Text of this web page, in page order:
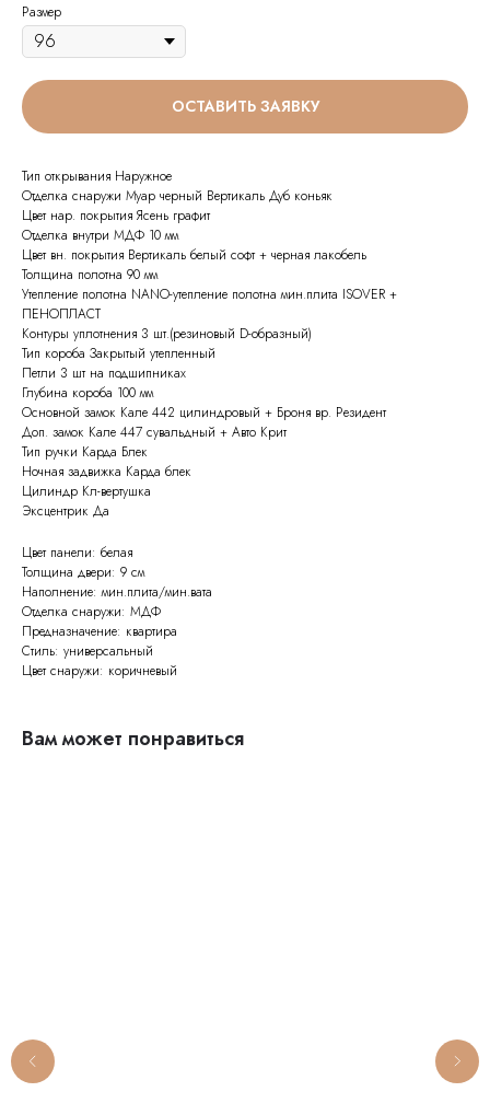
Размер
ОСТАВИТЬ ЗАЯВКУ
Тип открывания Наружное
Отделка снаружи Муар черный Вертикаль Дуб коньяк
Цвет нар. покрытия Ясень графит
Отделка внутри МДФ 10 мм
Цвет вн. покрытия Вертикаль белый софт + черная лакобель
Толщина полотна 90 мм
Утепление полотна NANO-утепление полотна мин.плита ISOVER +
ПЕНОПЛАСТ
Контуры уплотнения 3 шт.(резиновый D-образный)
Тип короба Закрытый утепленный
Петли 3 шт на подшипниках
Глубина короба 100 мм
Основной замок Кале 442 цилиндровый + Броня вр. Резидент
Доп. замок Кале 447 сувальдный + Авто Крит
Тип ручки Карда Блек
Ночная задвижка Карда блек
Цилиндр Кл-вертушка
Эксцентрик Да
Цвет панели: белая
Толщина двери: 9 см
Наполнение: мин.плита/мин.вата
Отделка снаружи: МДФ
Предназначение: квартира
Стиль: универсальный
Цвет снаружи: коричневый
Вам может понравиться